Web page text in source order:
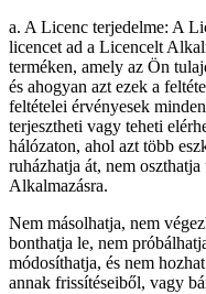
a. A Licenc terjedelme: A
licencet ad a Licencelt
terméken, amely az Ön
és ahogyan azt ezek a
feltételei érvényesek
terjesztheti vagy teheti
hálózaton, ahol azt több
ruházhatja át, nem
Alkalmazásra.
Nem másolhatja, nem
bonthatja le, nem
módosíthatja, és nem
annak frissítéseiből, vagy